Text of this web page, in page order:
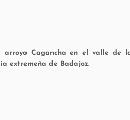
arroyo Cagancha en el valle de
extremeña de Badajoz.